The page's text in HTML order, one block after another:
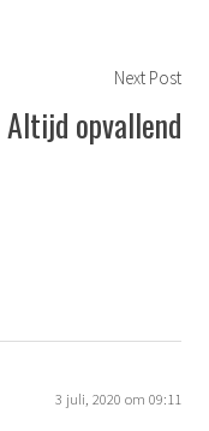
Next PostNext
Altijd opvallend
3 juli, 2020 om 09:11